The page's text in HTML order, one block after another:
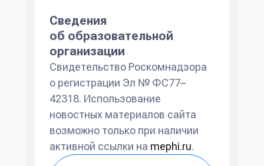
Сведения
об образовательной
организации
Свидетельство Роскомнадзора
о регистрации Эл № ФС77–
42318. Использование
новостных материалов сайта
возможно только при наличии
активной ссылки на mephi.ru.